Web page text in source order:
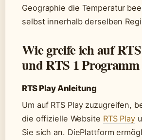
Geographie die Temperatur
selbst innerhalb derselben
Wie greife ich auf
und RTS 1 Programm
RTS Play Anleitung
Um auf RTS Play zuzugreifen,
die offizielle Website RTS Play
Sie sich an. DiePlattform